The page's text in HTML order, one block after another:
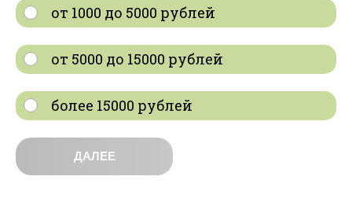
от 1000 до 5000 рублей
от 5000 до 15000 рублей
более 15000 рублей
ДАЛЕЕ